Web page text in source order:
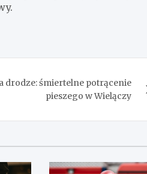
drodze: śmiertelne potrącenie
pieszego w Wielączy